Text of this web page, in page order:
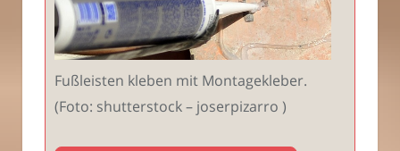
Fußleisten kleben mit Montagekleber.
(Foto: shutterstock – joserpizarro )